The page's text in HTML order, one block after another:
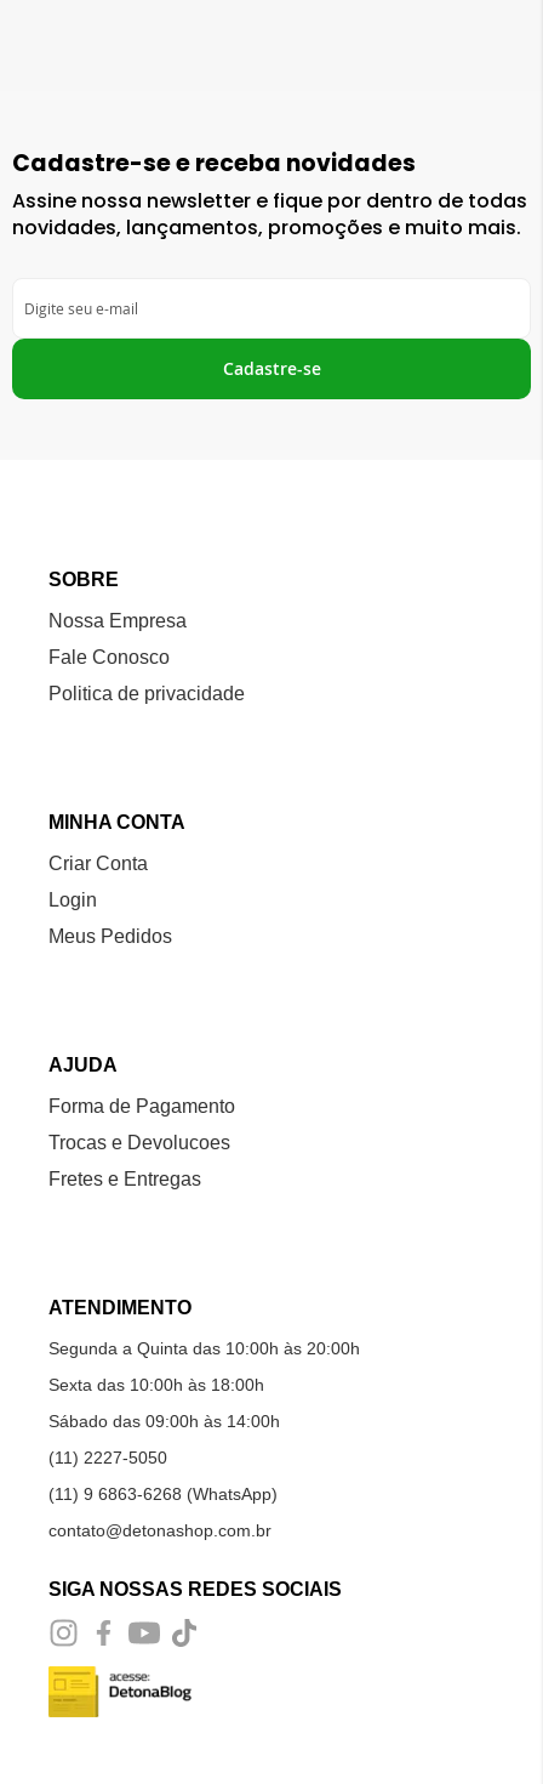
Cadastre-se e receba novidades
Assine nossa newsletter e fique por dentro de todas
novidades, lançamentos, promoções e muito mais.
se
na
Newsletter:
Cadastre-se
SOBRE
Nossa Empresa
Fale Conosco
Politica de privacidade
MINHA CONTA
Criar Conta
Login
Meus Pedidos
AJUDA
Forma de Pagamento
Trocas e Devolucoes
Fretes e Entregas
ATENDIMENTO
Segunda a Quinta das 10:00h às 20:00h
Sexta das 10:00h às 18:00h
Sábado das 09:00h às 14:00h
(11) 2227-5050
(11) 9 6863-6268 (WhatsApp)
contato@detonashop.com.br
SIGA NOSSAS REDES SOCIAIS